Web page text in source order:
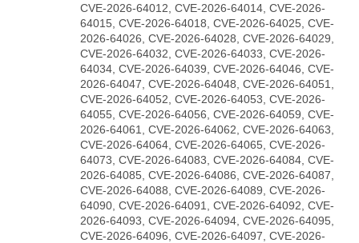
CVE-2026-64012, CVE-2026-64014, CVE-2026-
64015, CVE-2026-64018, CVE-2026-64025, CVE-
2026-64026, CVE-2026-64028, CVE-2026-64029,
CVE-2026-64032, CVE-2026-64033, CVE-2026-
64034, CVE-2026-64039, CVE-2026-64046, CVE-
2026-64047, CVE-2026-64048, CVE-2026-64051,
CVE-2026-64052, CVE-2026-64053, CVE-2026-
64055, CVE-2026-64056, CVE-2026-64059, CVE-
2026-64061, CVE-2026-64062, CVE-2026-64063,
CVE-2026-64064, CVE-2026-64065, CVE-2026-
64073, CVE-2026-64083, CVE-2026-64084, CVE-
2026-64085, CVE-2026-64086, CVE-2026-64087,
CVE-2026-64088, CVE-2026-64089, CVE-2026-
64090, CVE-2026-64091, CVE-2026-64092, CVE-
2026-64093, CVE-2026-64094, CVE-2026-64095,
CVE-2026-64096, CVE-2026-64097, CVE-2026-